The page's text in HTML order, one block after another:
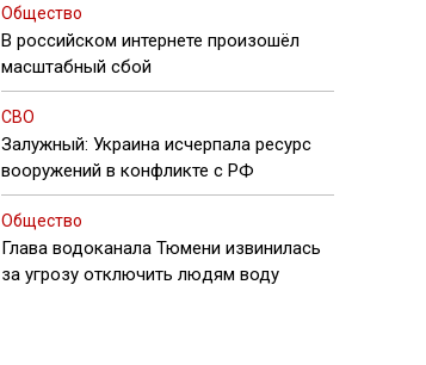
Общество
В российском интернете произошёл
масштабный сбой
СВО
Залужный: Украина исчерпала ресурс
вооружений в конфликте с РФ
Общество
Глава водоканала Тюмени извинилась
за угрозу отключить людям воду